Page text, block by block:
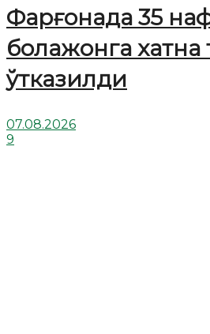
Фарғонада 35
болажонга хатна
ўтказилди
07.08.2026
9